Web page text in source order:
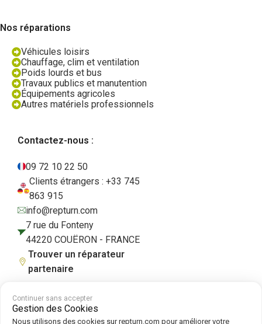
Nos réparations
Véhicules loisirs
Chauffage, clim et ventilation
Poids lourds et bus
Travaux publics et manutention
Équipements agricoles
Autres matériels professionnels
Contactez-nous :
09 72 10 22 50
Clients étrangers : +33 745
863 915
info@repturn.com
7 rue du Fonteny
44220 COUËRON - FRANCE
Trouver un réparateur
partenaire
CGV| Mentions légales Politique de confidentialité |Cookies
Continuer sans accepter
Gestion des Cookies
Nous utilisons des cookies sur repturn.com pour améliorer votre